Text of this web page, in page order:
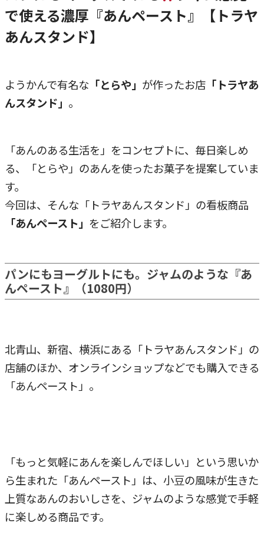
で使える濃厚『あんペースト』【トラヤ
あんスタンド】
ようかんで有名な 「とらや」 が作ったお店 「トラヤあ
んスタンド」 。
「あんのある生活を」をコンセプトに、毎日楽しめ
る、「とらや」のあんを使ったお菓子を提案していま
す。
今回は、そんな「トラヤあんスタンド」の看板商品
「あんペースト」 をご紹介します。
パンにもヨーグルトにも。ジャムのような『あ
んペースト』（1080円）
北青山、新宿、横浜にある「トラヤあんスタンド」の
店舗のほか、オンラインショップなどでも購入できる
「あんペースト」。
「もっと気軽にあんを楽しんでほしい」という思いか
ら生まれた「あんペースト」は、小豆の風味が生きた
上質なあんのおいしさを、ジャムのような感覚で手軽
に楽しめる商品です。